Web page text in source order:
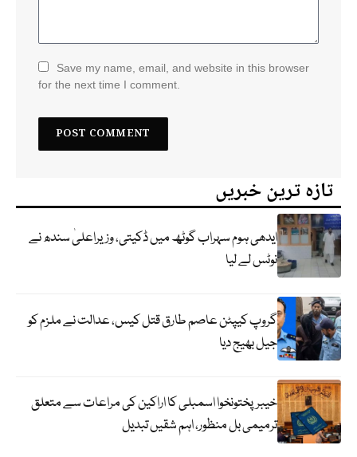
Save my name, email, and website in this browser
for the next time I comment.
تازہ ترین خبریں
ایدھی ہوم سہراب گوٹھ میں ڈکیتی، وزیراعلیٰ سندھ نے
نوٹس لے لیا
گروپ کیپٹن عاصم طارق قتل کیس، عدالت نے ملزم کو
جیل بھیج دیا
خیبرپختونخوا اسمبلی کا اراکین کی مراعات سے متعلق
ترمیمی بل منظور، اہم شقیں تبدیل